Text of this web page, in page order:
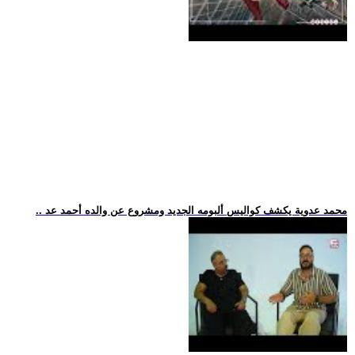
.. محمد عدوية يكشف كواليس ألبومه الجديد ومشروع عن والده أحمد عد